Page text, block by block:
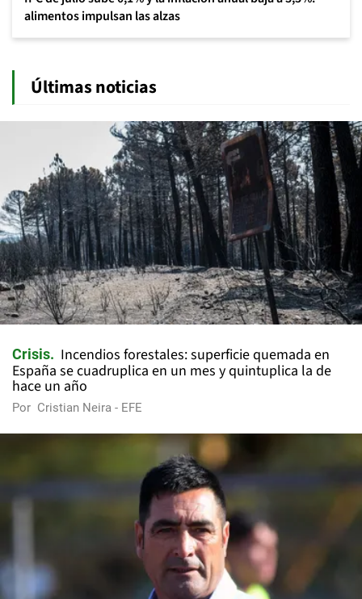
alimentos impulsan las alzas
Últimas noticias
Crisis
Incendios forestales: superficie quemada en
España se cuadruplica en un mes y quintuplica la de
hace un año
Por Cristian Neira - EFE